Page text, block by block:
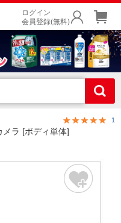
ログイン
会員登録(無料)
1
ラ [ボディ単体]